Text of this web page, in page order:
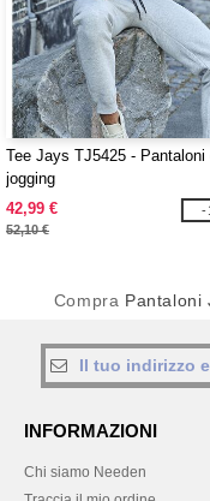
Tee Jays TJ5425 - Pantaloni
jogging
42,99 €
52,10 €
-
Compra Pantaloni
INFORMAZIONI
Chi siamo Needen